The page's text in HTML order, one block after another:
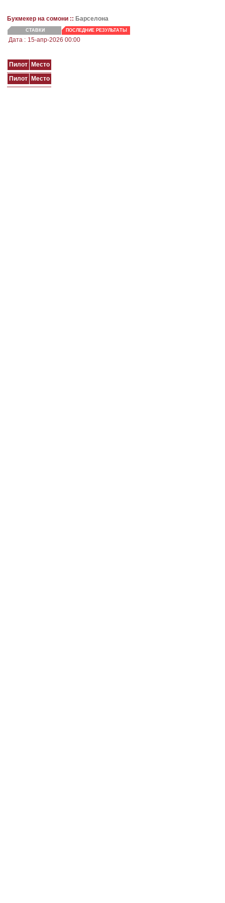
Букмекер на сомони :: Барселона
СТАВКИ ПОСЛЕДНИЕ РЕЗУЛЬТАТЫ
Дата : 15-апр-2026 00:00
Пилот
Место
Пилот
Место